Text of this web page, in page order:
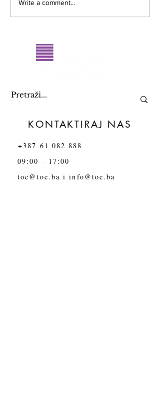
Write a comment...
KONTAKTIRAJ NAS
+387 61 082 888
09:00 - 17:00
toc@toc.ba iinfo@toc.ba